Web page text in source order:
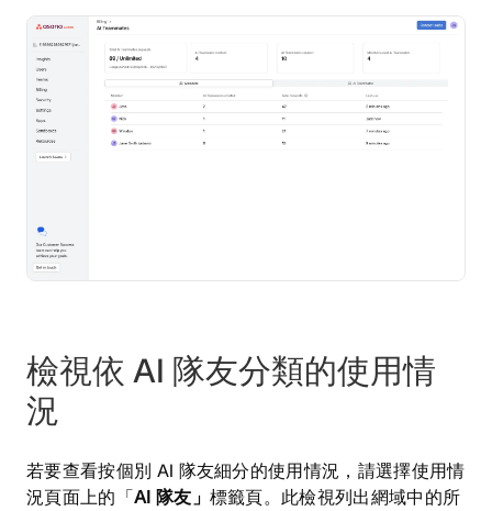
檢視依 AI 隊友分類的使用情
況
若要查看按個別 AI 隊友細分的使用情況，請選擇使用情
況頁面上的「AI 隊友」 標籤頁。此檢視列出網域中的所